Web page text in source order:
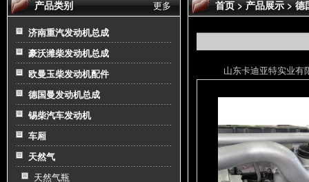
更多
产品类别
济南重汽发动机总成
豪沃潍柴发动机总成
欧曼玉柴发动机配件
德国曼发动机总成
锡柴汽车发动机
车厢
天然气
天然气瓶
首页>产品展示>德
山东卡迪亚特实业有